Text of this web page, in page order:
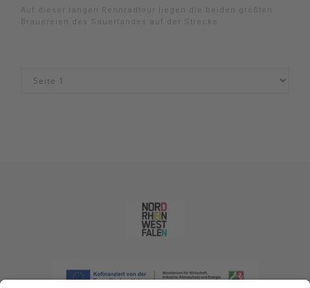
Auf dieser langen Rennradtour liegen die beiden größten
Brauereien des Sauerlandes auf der Strecke.